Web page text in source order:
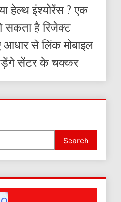
हेल्थ इंश्योरेंस ? एक
सकता है रिजेक्ट
से लिंक मोबाइल
सेंटर के चक्कर
Search